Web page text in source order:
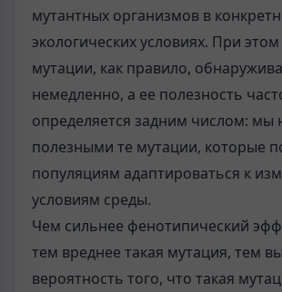
мутантных организмов в
экологических условиях. При
мутации, как правило,
немедленно, а ее полезность
определяется задним числом: мы
полезными те мутации, которые
популяциям адаптироваться к
условиям среды.
Чем сильнее фенотипический
тем вреднее такая мутация, тем
вероятность того, что такая